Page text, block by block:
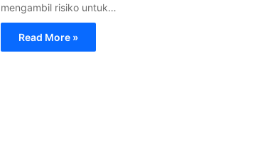
mengambil risiko untuk…
Read More »